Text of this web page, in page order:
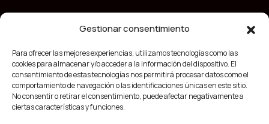
Gestionar consentimiento
Para ofrecer las mejores experiencias, utilizamos tecnologías como las
cookies para almacenar y/o acceder a la información del dispositivo. El
consentimiento de estas tecnologías nos permitirá procesar datos como el
comportamiento de navegación o las identificaciones únicas en este sitio.
No consentir o retirar el consentimiento, puede afectar negativamente a
ciertas características y funciones.